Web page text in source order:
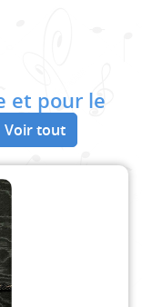
et pour le
Voir tout